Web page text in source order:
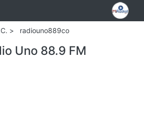
> radiouno889co
Uno 88.9 FM